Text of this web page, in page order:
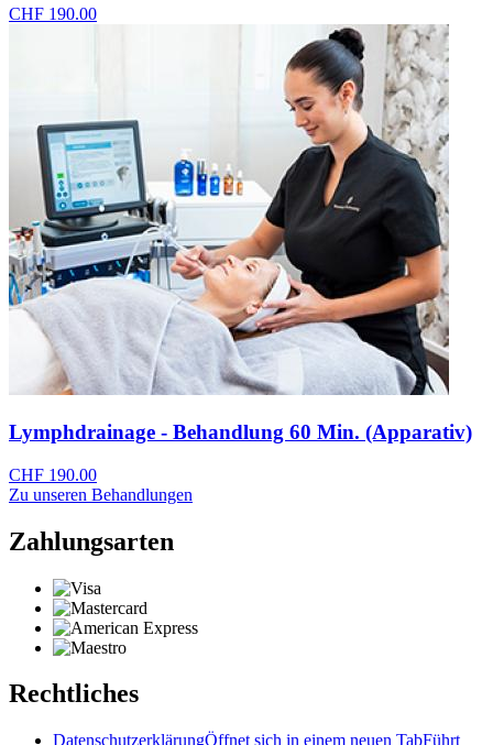
CHF 190.00
Lymphdrainage - Behandlung 60 Min. (Apparativ)
CHF 190.00
Zu unseren Behandlungen
Zahlungsarten
Rechtliches
DatenschutzerklärungÖffnet sich in einem neuen TabFührt